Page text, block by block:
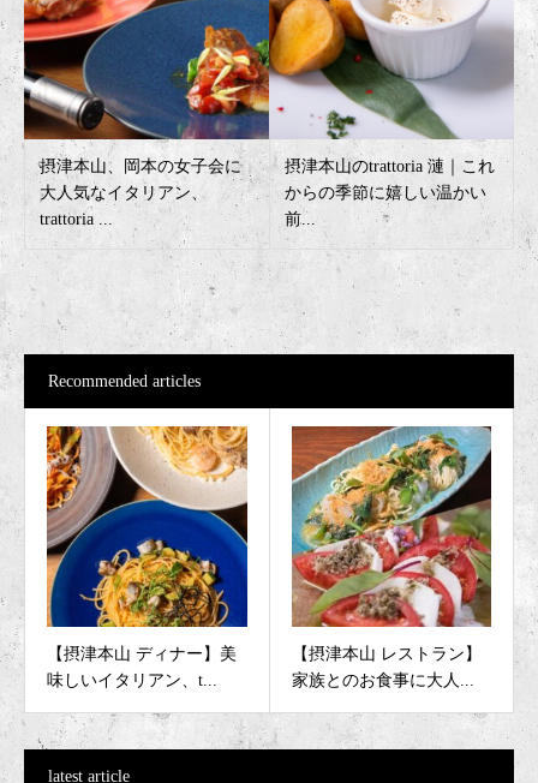
摂津本山、岡本の女子会に
大人気なイタリアン、
trattoria ...
摂津本山のtrattoria 漣｜これ
からの季節に嬉しい温かい
前...
Recommended articles
【摂津本山 ディナー】美
味しいイタリアン、t...
【摂津本山 レストラン】
家族とのお食事に大人...
latest article